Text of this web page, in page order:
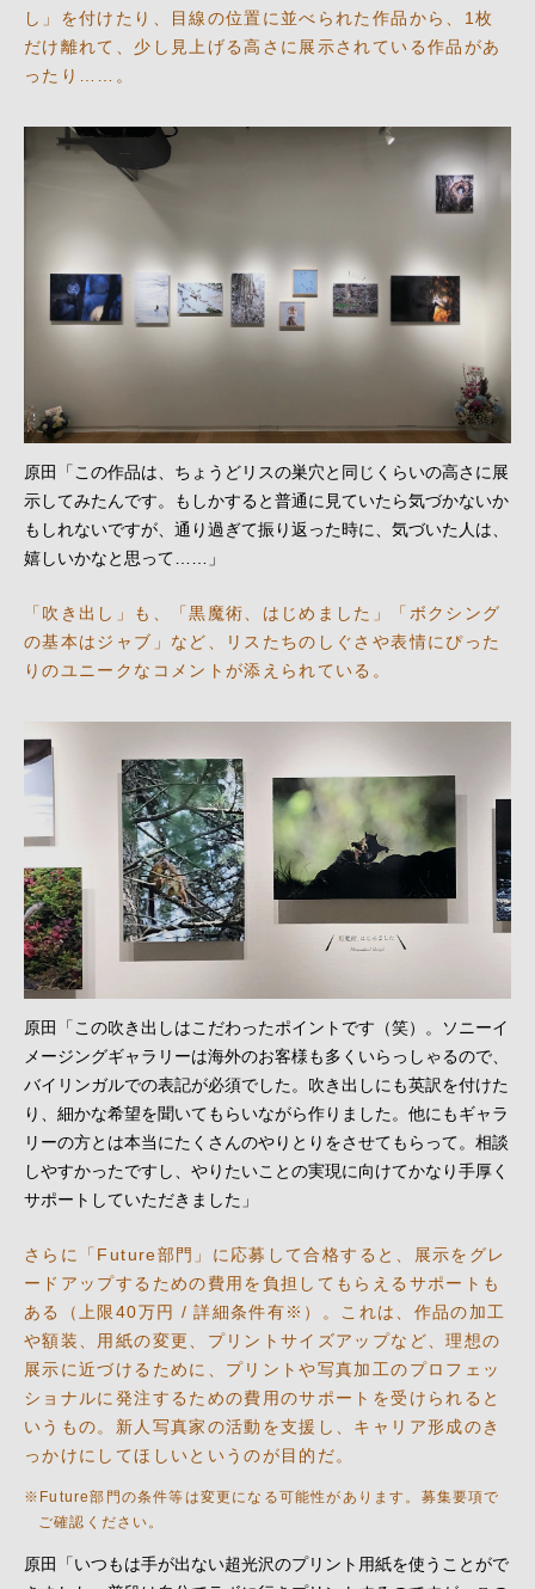
し」を付けたり、目線の位置に並べられた作品から、1枚
だけ離れて、少し見上げる高さに展示されている作品があ
ったり……。
原田「この作品は、ちょうどリスの巣穴と同じくらいの高さに展
示してみたんです。もしかすると普通に見ていたら気づかないか
もしれないですが、通り過ぎて振り返った時に、気づいた人は、
嬉しいかなと思って……」
「吹き出し」も、「黒魔術、はじめました」「ボクシング
の基本はジャブ」など、リスたちのしぐさや表情にぴった
りのユニークなコメントが添えられている。
原田「この吹き出しはこだわったポイントです（笑）。ソニーイ
メージングギャラリーは海外のお客様も多くいらっしゃるので、
バイリンガルでの表記が必須でした。吹き出しにも英訳を付けた
り、細かな希望を聞いてもらいながら作りました。他にもギャラ
リーの方とは本当にたくさんのやりとりをさせてもらって。相談
しやすかったですし、やりたいことの実現に向けてかなり手厚く
サポートしていただきました」
さらに「Future部門」に応募して合格すると、展示をグレ
ードアップするための費用を負担してもらえるサポートも
ある（上限40万円 / 詳細条件有※）。これは、作品の加工
や額装、用紙の変更、プリントサイズアップなど、理想の
展示に近づけるために、プリントや写真加工のプロフェッ
ショナルに発注するための費用のサポートを受けられると
いうもの。新人写真家の活動を支援し、キャリア形成のき
っかけにしてほしいというのが目的だ。
Future部門の条件等は変更になる可能性があります。募集要項で
ご確認ください。
原田「いつもは手が出ない超光沢のプリント用紙を使うことがで